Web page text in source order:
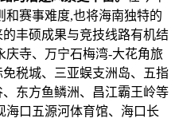
和赛事难度,也将海南独特的
丰硕成果与竞技线路有机结
庆寺、万宁石梅湾-大花角旅
税城、三亚蜈支洲岛、五指
东方鱼鳞洲、昌江霸王岭等
海口五源河体育馆、海口长